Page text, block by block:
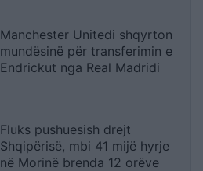
Manchester Unitedi shqyrton
mundësinë për transferimin e
Endrickut nga Real Madridi
Fluks pushuesish drejt
Shqipërisë, mbi 41 mijë hyrje
në Morinë brenda 12 orëve